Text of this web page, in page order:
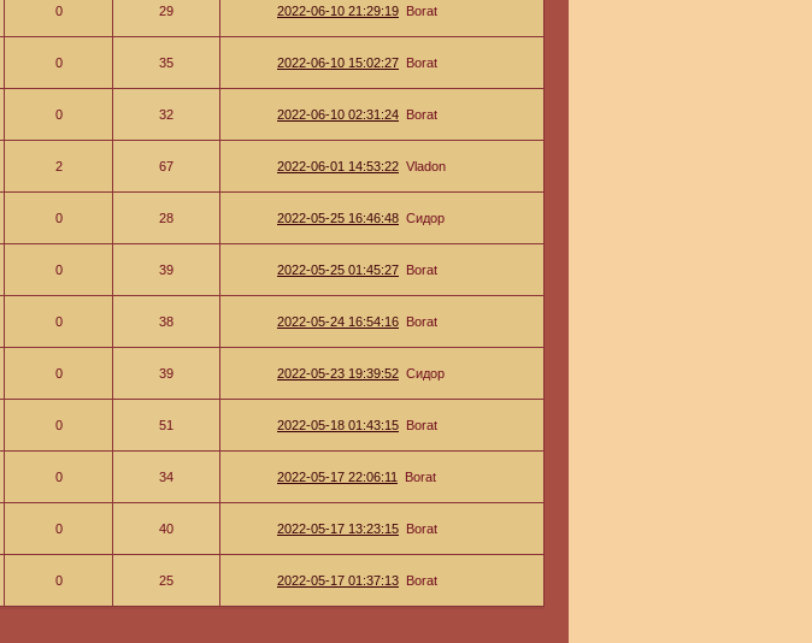
0 29 2022-06-10 21:29:19 Borat
0 35 2022-06-10 15:02:27 Borat
0 32 2022-06-10 02:31:24 Borat
2 67 2022-06-01 14:53:22 Vladon
0 28 2022-05-25 16:46:48 Сидор
0 39 2022-05-25 01:45:27 Borat
0 38 2022-05-24 16:54:16 Borat
0 39 2022-05-23 19:39:52 Сидор
0 51 2022-05-18 01:43:15 Borat
0 34 2022-05-17 22:06:11 Borat
0 40 2022-05-17 13:23:15 Borat
0 25 2022-05-17 01:37:13 Borat